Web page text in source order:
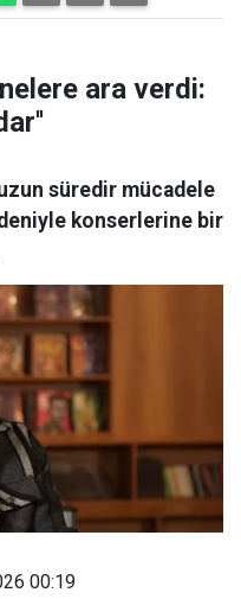
ara verdi:
süredir mücadele
konserlerine bir
00:19